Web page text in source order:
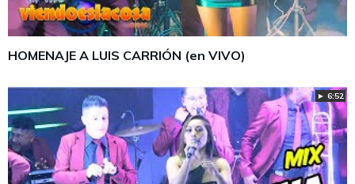
HOMENAJE A LUIS CARRIÓN (en VIVO)
► 6:52